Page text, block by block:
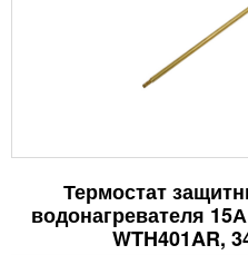
Термостат
водонагревателя
WTH401AR,